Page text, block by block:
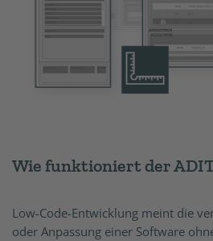
Wie funktioniert der
Low-Code-Entwicklung meint die
oder Anpassung einer Software